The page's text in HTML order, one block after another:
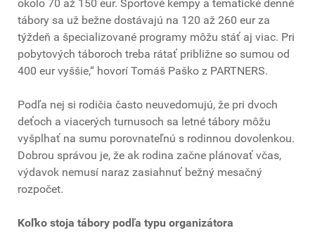
okolo 70 až 150 eur. Športové kempy a tematické denné
tábory sa už bežne dostávajú na 120 až 260 eur za
týždeň a špecializované programy môžu stáť aj viac. Pri
pobytových táboroch treba rátať približne so sumou od
400 eur vyššie,“ hovorí Tomáš Paško z PARTNERS.
Podľa nej si rodičia často neuvedomujú, že pri dvoch
deťoch a viacerých turnusoch sa letné tábory môžu
vyšplhať na sumu porovnateľnú s rodinnou dovolenkou.
Dobrou správou je, že ak rodina začne plánovať včas,
výdavok nemusí naraz zasiahnuť bežný mesačný
rozpočet.
Koľko stoja tábory podľa typu organizátora